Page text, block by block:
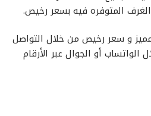
المتوفره فيه بسعر رخيص.
و سعر رخيص من خلال التواصل
الواتساب أو الجوال عبر الأرقام